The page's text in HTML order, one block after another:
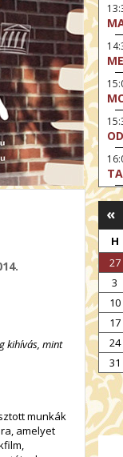
kihívás, mint
munkák
amelyet
«
H
27
3
10
17
24
31